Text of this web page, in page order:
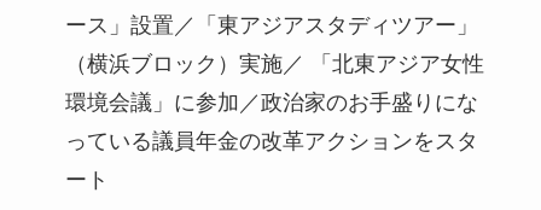
ース」設置／「東アジアスタディツアー」
（横浜ブロック）実施／ 「北東アジア女性
環境会議」に参加／政治家のお手盛りにな
っている議員年金の改革アクションをスタ
ート